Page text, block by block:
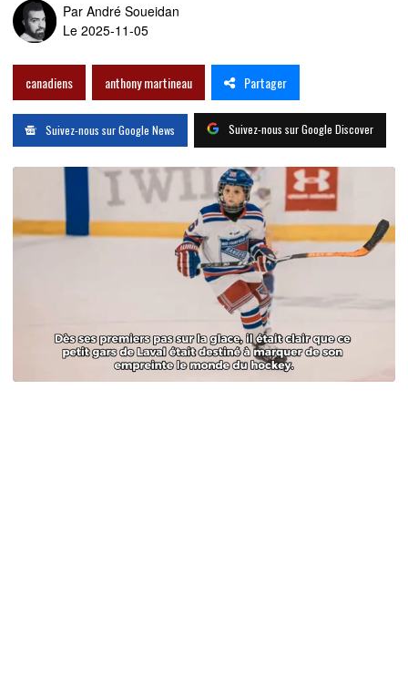
Par André Soueidan
Le 2025-11-05
canadiens anthony martineau Partager
Suivez-nous sur Google News Suivez-nous sur Google Discover